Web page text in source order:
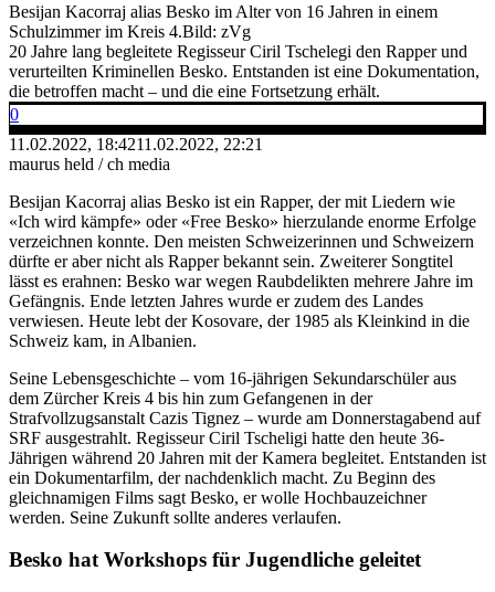
Besijan Kacorraj alias Besko im Alter von 16 Jahren in einem
Schulzimmer im Kreis 4.Bild: zVg
20 Jahre lang begleitete Regisseur Ciril Tschelegi den Rapper und
verurteilten Kriminellen Besko. Entstanden ist eine Dokumentation,
die betroffen macht – und die eine Fortsetzung erhält.
0
11.02.2022, 18:4211.02.2022, 22:21
maurus held / ch media
Besijan Kacorraj alias Besko ist ein Rapper, der mit Liedern wie
«Ich wird kämpfe» oder «Free Besko» hierzulande enorme Erfolge
verzeichnen konnte. Den meisten Schweizerinnen und Schweizern
dürfte er aber nicht als Rapper bekannt sein. Zweiterer Songtitel
lässt es erahnen: Besko war wegen Raubdelikten mehrere Jahre im
Gefängnis. Ende letzten Jahres wurde er zudem des Landes
verwiesen. Heute lebt der Kosovare, der 1985 als Kleinkind in die
Schweiz kam, in Albanien.
Seine Lebensgeschichte – vom 16-jährigen Sekundarschüler aus
dem Zürcher Kreis 4 bis hin zum Gefangenen in der
Strafvollzugsanstalt Cazis Tignez – wurde am Donnerstagabend auf
SRF ausgestrahlt. Regisseur Ciril Tscheligi hatte den heute 36-
Jährigen während 20 Jahren mit der Kamera begleitet. Entstanden ist
ein Dokumentarfilm, der nachdenklich macht. Zu Beginn des
gleichnamigen Films sagt Besko, er wolle Hochbauzeichner
werden. Seine Zukunft sollte anderes verlaufen.
Besko hat Workshops für Jugendliche geleitet